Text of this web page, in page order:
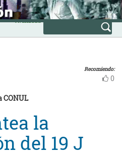
Avanzada
Recomiendo:
0
CONUL
la
del 19 J